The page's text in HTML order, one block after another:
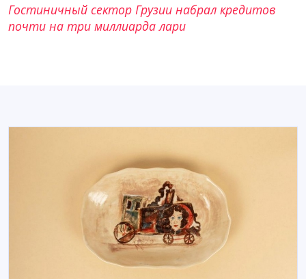
Гостиничный сектор Грузии набрал кредитов
почти на три миллиарда лари